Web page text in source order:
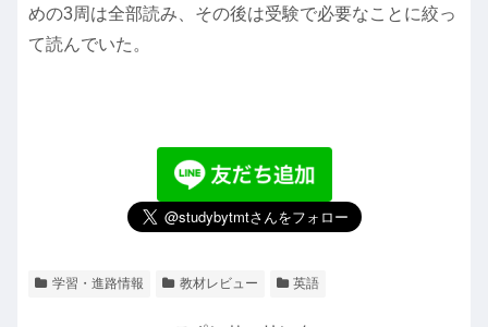
めの3周は全部読み、その後は受験で必要なことに絞っ
て読んでいた。
学習・進路情報 教材レビュー 英語